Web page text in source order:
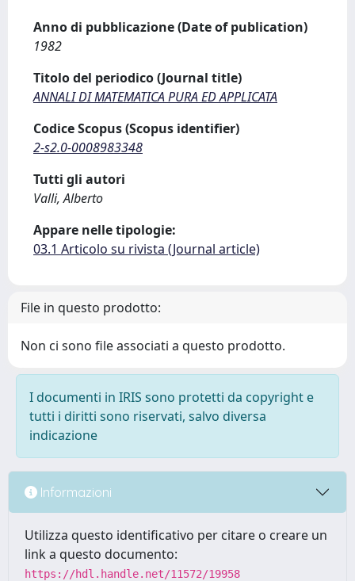
Anno di pubblicazione (Date of publication)
1982
Titolo del periodico (Journal title)
ANNALI DI MATEMATICA PURA ED APPLICATA
Codice Scopus (Scopus identifier)
2-s2.0-0008983348
Tutti gli autori
Valli, Alberto
Appare nelle tipologie:
03.1 Articolo su rivista (Journal article)
File in questo prodotto:
Non ci sono file associati a questo prodotto.
I documenti in IRIS sono protetti da copyright e
tutti i diritti sono riservati, salvo diversa
indicazione
Informazioni
Utilizza questo identificativo per citare o creare un
link a questo documento:
https://hdl.handle.net/11572/19958